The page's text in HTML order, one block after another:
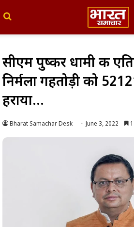
सीएम पुष्कर धामी की
निर्मला गहतोड़ी को
हराया…
Bharat Samachar Desk June 3, 2022